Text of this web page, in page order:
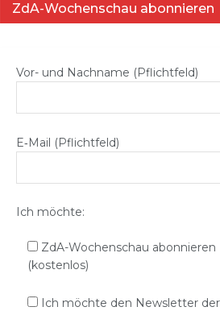
ZdA-Wochenschau abonnieren
Vor- und Nachname (Pflichtfeld)
E‑Mail (Pflichtfeld)
Ich möchte:
ZdA-Wochenschau abonnieren
(kostenlos)
Ich möchte den Newsletter